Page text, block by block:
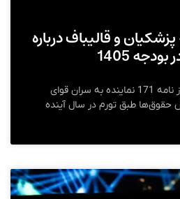
و قالیباف درباره
1405
نماینده مشهد در مجلس از نامه 171 نماینده به سران قوای
حقوق‌ها طبق تورم در سال آینده